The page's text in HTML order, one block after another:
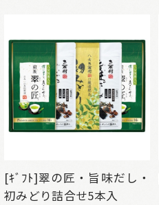
[ｷﾞﾌﾄ]翠の匠・旨味だし・
初みどり詰合せ5本入